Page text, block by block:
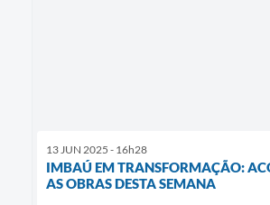
13 JUN 2025 - 16h28
IMBAÚ EM TRANSFORMAÇÃO:
AS OBRAS DESTA SEMANA